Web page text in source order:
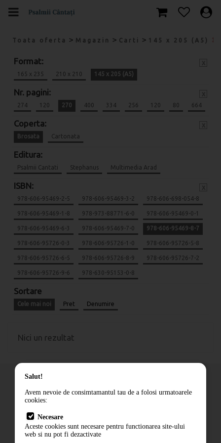
Toata oferta > Magazin > Carti > 145 x 205 (A5)
Format:
165 x 235 210 x 210 145 x 205 (A5)
Nr. pagini:
274 120 270 400 334 256 120 80 664
Coperta:
Brosata Cartonata
Editura:
Psalmii Cantati Stephanus Multimedia Arad
ISBN:
978-606-95469-2-5 978-606-95469-3-2 978-606-698-054-8
978-606-95469-1-8 978-973-88771-6-0 978-606-95469-0-1
978-606-95469-6-3 978-606-95469-7-0 978-606-95469-8-7
978-606-95726-0-3 978-606-95726-1-0 978-606-95726-5-8
978-606-95726-6-5 978-606-95726-8-9 978-606-95726-7-2
978-606-95726-9-6 978-630-95153-0-8
Sortare
Cele mai noi Pret Denumire
Nici un rezultat
Cum comand
Livrare
Contact
Salut!
Avem nevoie de consimtamantul tau de a folosi urmatoarele
cookies:
Necesare
Aceste cookies sunt necesare pentru functionarea site-ului
web si nu pot fi dezactivate